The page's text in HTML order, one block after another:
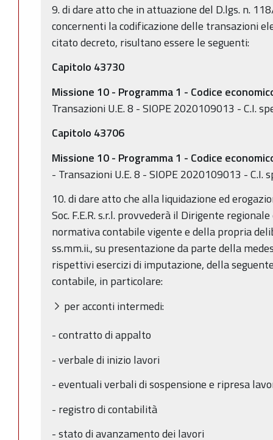
9. di dare atto che in attuazione del D.lgs. n.
concernenti la codificazione delle transazioni
citato decreto, risultano essere le seguenti:
Capitolo 43730
Missione 10 - Programma 1 - Codice
Transazioni U.E. 8 - SIOPE 2020109013 - C.I.
Capitolo 43706
Missione 10 - Programma 1 - Codice
- Transazioni U.E. 8 - SIOPE 2020109013 - C.I.
10. di dare atto che alla liquidazione ed
Soc. F.E.R. s.r.l. provvederà il Dirigente
normativa contabile vigente e della propria
ss.mm.ii., su presentazione da parte della
rispettivi esercizi di imputazione, della
contabile, in particolare:
per acconti intermedi:
- contratto di appalto
- verbale di inizio lavori
- eventuali verbali di sospensione e ripresa
- registro di contabilità
- stato di avanzamento dei lavori